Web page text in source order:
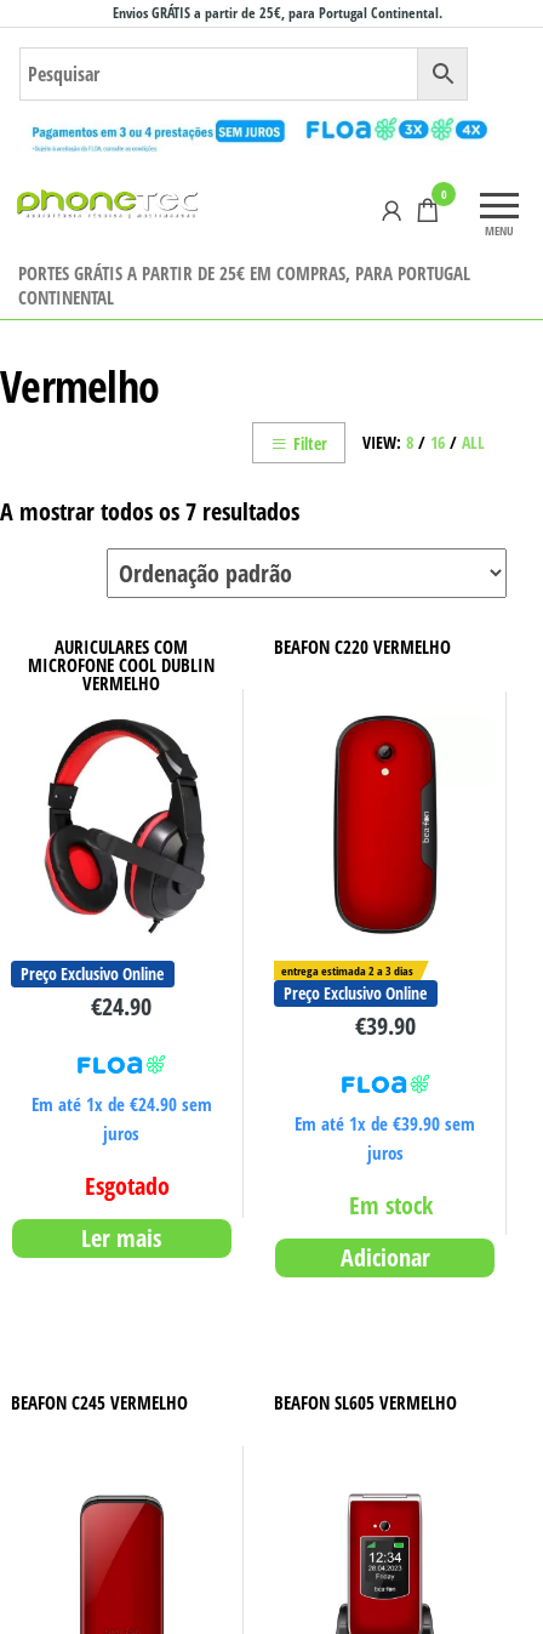
para
conteúdo
Envios GRÁTIS a partir de 25€, para Portugal Continental.
Online
MENU
0
PORTES GRÁTIS A PARTIR DE 25€ EM COMPRAS, PARA PORTUGAL
CONTINENTAL
Vermelho
VIEW: 8 / 16 / ALL
Filter
A mostrar todos os 7 resultados
AURICULARES COM
MICROFONE COOL DUBLIN
VERMELHO
Preço Exclusivo Online
€24.90
Em até 1x de €24.90sem
juros
Esgotado
Ler mais
BEAFON C220 VERMELHO
entrega estimada 2 a 3 dias
Preço Exclusivo Online
€39.90
Em até 1x de€39.90 sem
juros
Em stock
Adicionar
BEAFON C245 VERMELHO BEAFON SL605 VERMELHO